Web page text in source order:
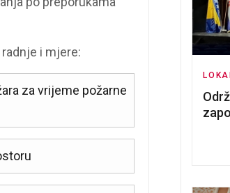
i mjere:
za vrijeme požarne